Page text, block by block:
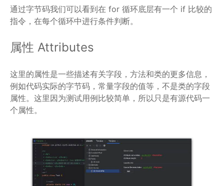
通过字节码我们可以看到在 for 循环底层有一个 if 比较的
指令，在每个循环中进行条件判断。
属性 Attributes
这里的属性是一些描述有关字段，方法和类的更多信息，
例如代码实际的字节码，常量字段的值等，不是类的字段
属性。这里因为测试用例比较简单，所以只是有源代码一
个属性。